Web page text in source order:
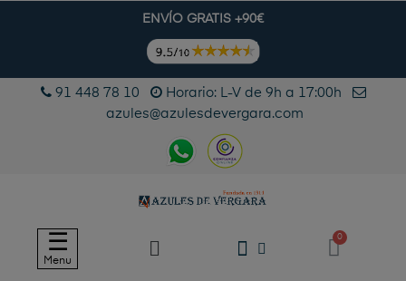
ENVÍO GRATIS +90€
91 448 78 10
Horario: L-V de 9h a 17:00h
azules@azulesdevergara.com
Navegación
de
☰
Menu